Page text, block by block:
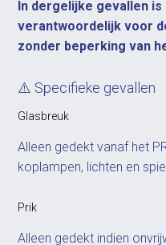
In dergelijke gevallen
verantwoordelijk voor
zonder beperking van
⚠️ Specifieke gevallen
Glasbreuk
Alleen gedekt vanaf het
koplampen, lichten en
Prik
Alleen gedekt indien